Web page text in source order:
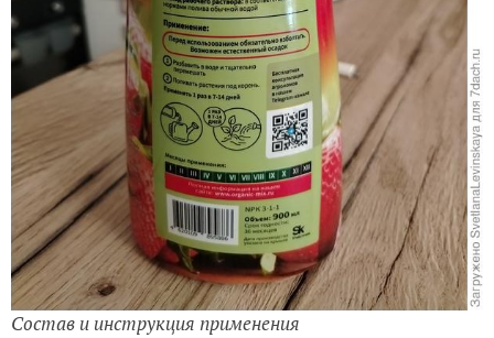
Состав и инструкция применения